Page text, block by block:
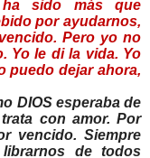
ha sido más que
por ayudarnos,
Pero yo no
Yo le di la vida. Yo
puedo dejar ahora,
DIOS esperaba de
con amor. Por
vencido. Siempre
de todos